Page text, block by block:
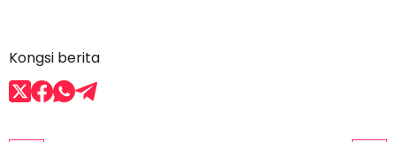
Kongsi berita